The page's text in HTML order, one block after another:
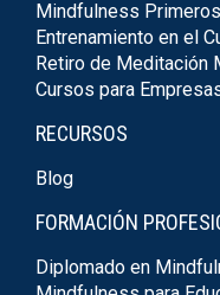
Mindfulness
Entrenamiento en el
Retiro de Meditación
Cursos para
RECURSOS
Blog
FORMACIÓN
Diplomado en